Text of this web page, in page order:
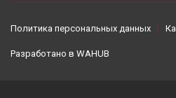
Политика персональных данных
Разработано в WAHUB